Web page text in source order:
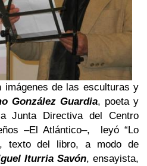
imágenes de las esculturas y
González Guardia, poeta y
Junta Directiva del Centro
–El Atlántico–, leyó “Lo
textodel libro,a modo de
Iturria Savón, ensayista,